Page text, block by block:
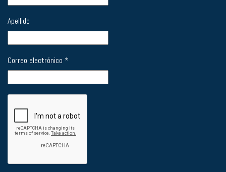
Apellido
Correo electrónico *